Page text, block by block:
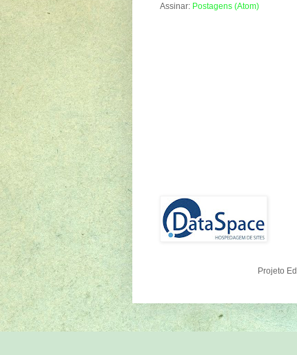
Assinar: Postagens (Atom)
Projeto